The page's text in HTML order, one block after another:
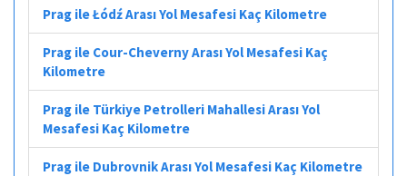
Prag ile Łódź Arası Yol Mesafesi Kaç Kilometre
Prag ile Cour-Cheverny Arası Yol Mesafesi Kaç
Kilometre
Prag ile Türkiye Petrolleri Mahallesi Arası Yol
Mesafesi Kaç Kilometre
Prag ile Dubrovnik Arası Yol Mesafesi Kaç Kilometre